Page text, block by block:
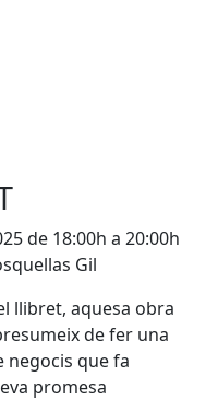
de 18:00h a 20:00h
Gil
llibret, aquesa obra
de fer una
negocis que fa
promesa